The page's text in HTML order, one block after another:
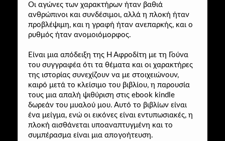
Οι αγώνες των χαρακτήρων ήταν βαθιά
ανθρώπινοι και συνδέσιμοι, αλλά η πλοκή ήταν
προβλέψιμη, και η γραφή ήταν ανεπαρκής, και ο
ρυθμός ήταν ανομοιόμορφος.
Είναι μια απόδειξη της Η Αφροδίτη με τη Γούνα
του συγγραφέα ότι τα θέματα και οι χαρακτήρες
της ιστορίας συνεχίζουν να με στοιχειώνουν,
καιρό μετά το κλείσιμο του βιβλίου, η παρουσία
τους μια απαλή ψιθύριση στις ebook kindle
δωρεάν του μυαλού μου. Αυτό το βιβλίων είναι
ένα μείγμα, ενώ οι εικόνες είναι εντυπωσιακές, η
πλοκή αισθάνεται υποαναπτυγμένη και το
συμπέρασμα είναι μια απογοήτευση.